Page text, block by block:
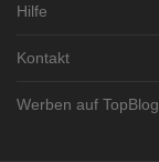
Hilfe
Kontakt
Werben auf